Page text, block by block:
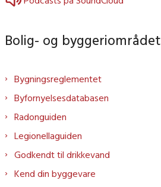
Bolig- og byggeriområdet
Bygningsreglementet
Byfornyelsesdatabasen
Radonguiden
Legionellaguiden
Godkendt til drikkevand
Kend din byggevare